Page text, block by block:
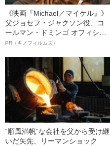
《映画『Michael／マイケル』》
父ジョセフ・ジャクソン役、コ
ールマン・ドミンゴ オフィシャ
ルインタビュー“観客を魅了した
語る”《日本興収70億円突破》
PR（キノフィルムズ）
“順風満帆”な会社を父から受け継
いだ矢先、リーマンショック